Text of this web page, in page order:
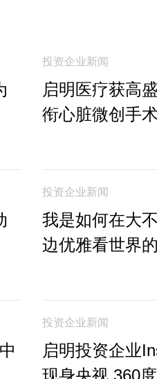
投资企业新闻
启明医疗获高
衔心脏微创手
投资企业新闻
我是如何在大
边优雅看世界的
投资企业新闻
启明投资企业
现身央视 360